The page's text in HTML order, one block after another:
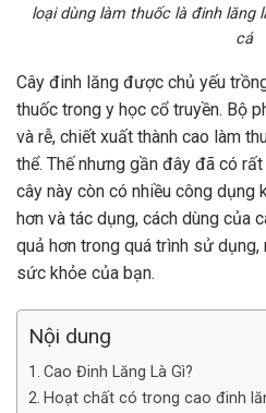
loại dùng làm thuốc là đinh lăng
cá
Cây đinh lăng được chủ yếu
thuốc trong y học cổ truyền. Bộ
và rễ, chiết xuất thành cao làm
thể. Thế nhưng gần đây đã có
cây này còn có nhiều công dụng
hơn và tác dụng, cách dùng của
quả hơn trong quá trình sử
sức khỏe của bạn.
Nội dung
Cao Đinh Lăng Là Gì?
Hoạt chất có trong cao đinh